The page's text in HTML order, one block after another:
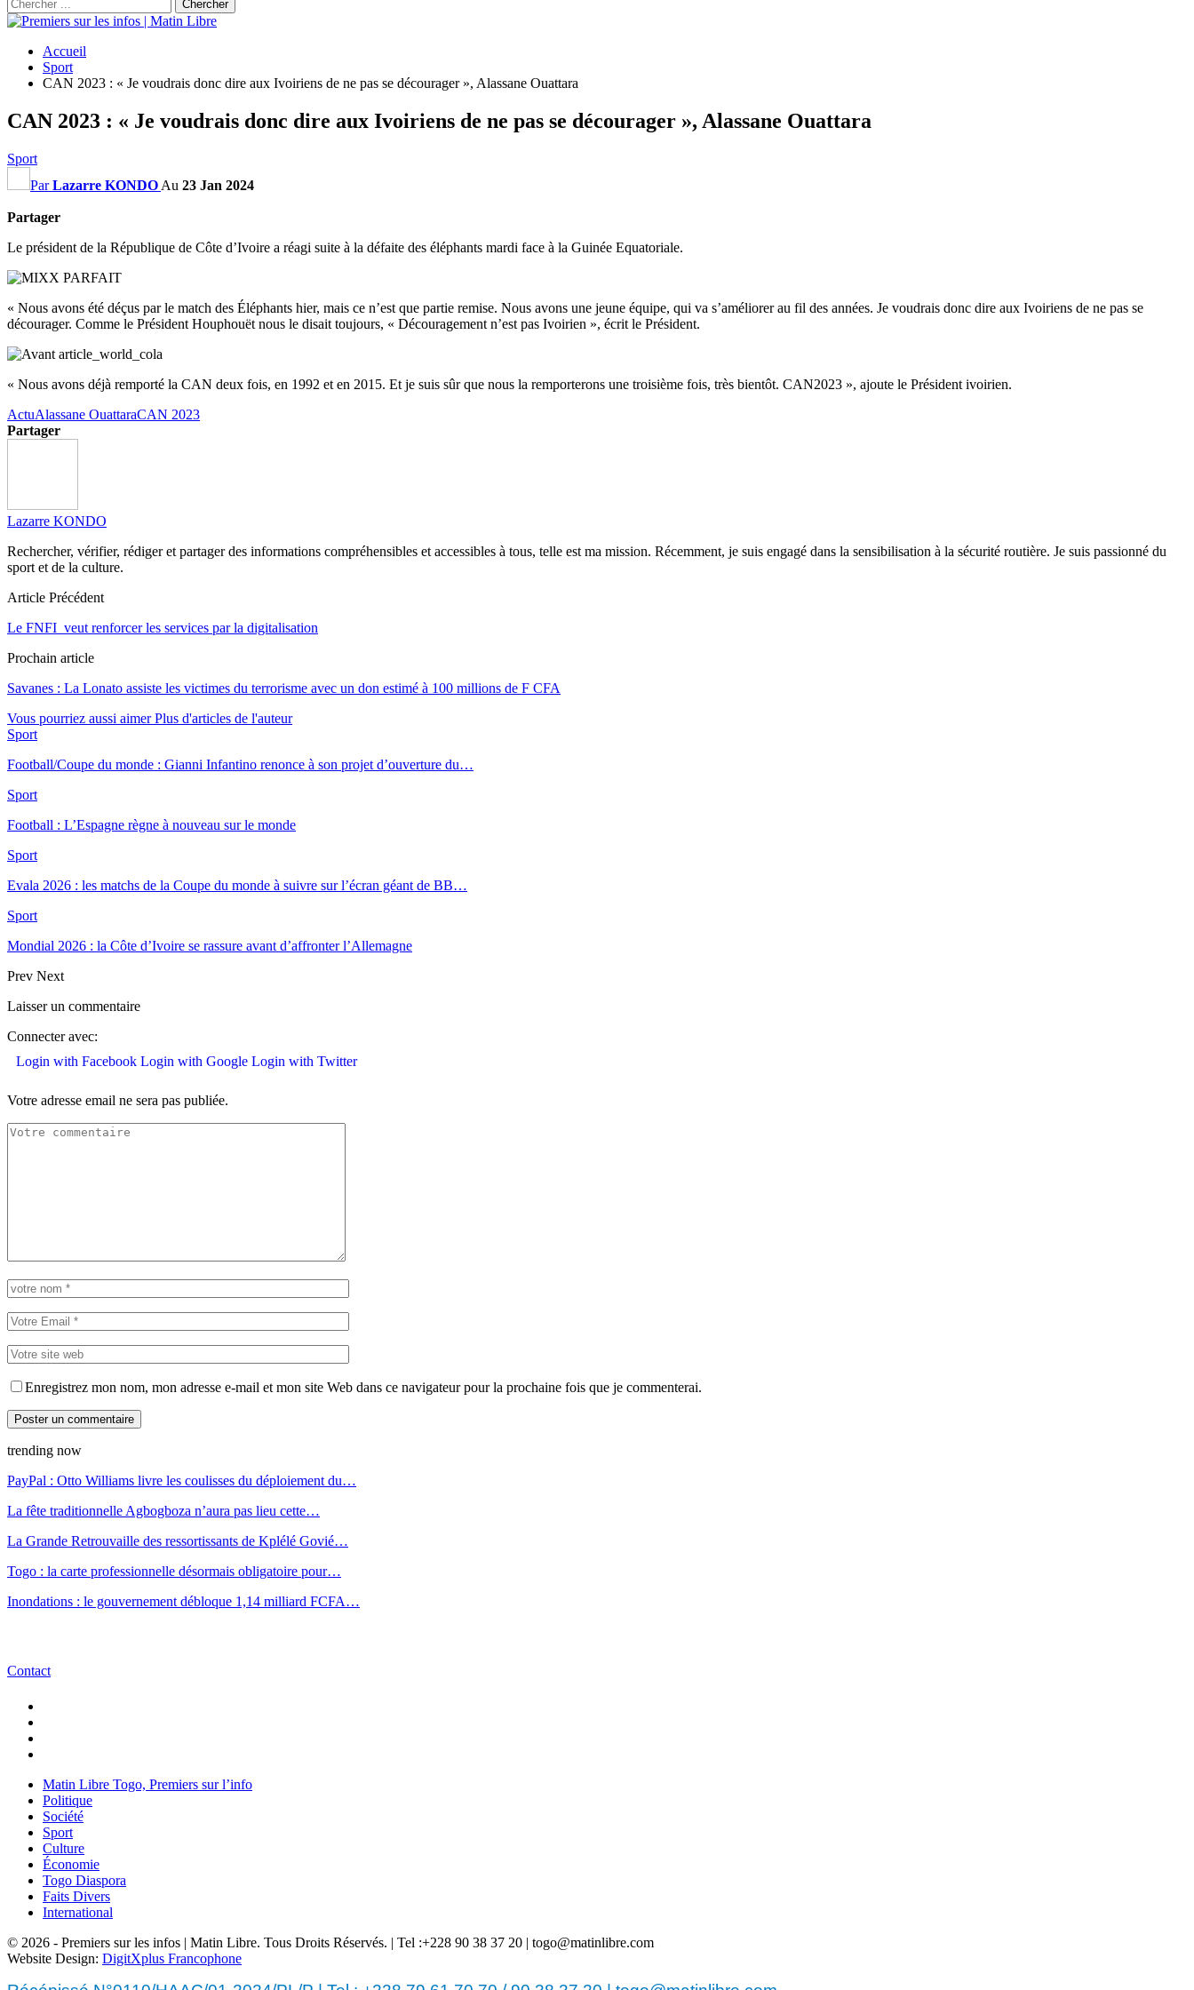
Accueil
Sport
CAN 2023 : « Je voudrais donc dire aux Ivoiriens de ne pas se décourager », Alassane Ouattara
CAN 2023 : « Je voudrais donc dire aux Ivoiriens de ne pas se décourager », Alassane Ouattara
Sport
ParLazarre KONDO Au 23 Jan 2024
Partager
Le président de la République de Côte d’Ivoire a réagi suite à la défaite des éléphants mardi face à la Guinée Equatoriale.
« Nous avons été déçus par le match des Éléphants hier, mais ce n’est que partie remise. Nous avons une jeune équipe, qui va s’améliorer au fil des années. Je voudrais donc dire aux Ivoiriens de ne pas se
décourager. Comme le Président Houphouët nous le disait toujours, « Découragement n’est pas Ivoirien », écrit le Président.
« Nous avons déjà remporté la CAN deux fois, en 1992 et en 2015. Et je suis sûr que nous la remporterons une troisième fois, très bientôt. CAN2023 », ajoute le Président ivoirien.
ActuAlassane OuattaraCAN 2023
Partager
Lazarre KONDO
Rechercher, vérifier, rédiger et partager des informations compréhensibles et accessibles à tous, telle est ma mission. Récemment, je suis engagé dans la sensibilisation à la sécurité routière. Je suis passionné du
sport et de la culture.
Article Précédent
Le FNFI veut renforcer les services par la digitalisation
Prochain article
Savanes : La Lonato assiste les victimes du terrorisme avec un don estimé à 100 millions de F CFA
Vous pourriez aussi aimer Plus d'articles de l'auteur
Sport
Football/Coupe du monde : Gianni Infantino renonce à son projet d’ouverture du…
Sport
Football : L’Espagne règne à nouveau sur le monde
Sport
Evala 2026 : les matchs de la Coupe du monde à suivre sur l’écran géant de BB…
Sport
Mondial 2026 : la Côte d’Ivoire se rassure avant d’affronter l’Allemagne
Prev Next
Laisser un commentaire
Connecter avec:
Login with Facebook Login with Google Login with Twitter
Votre adresse email ne sera pas publiée.
Enregistrez mon nom, mon adresse e-mail et mon site Web dans ce navigateur pour la prochaine fois que je commenterai.
trending now
PayPal : Otto Williams livre les coulisses du déploiement du…
La fête traditionnelle Agbogboza n’aura pas lieu cette…
La Grande Retrouvaille des ressortissants de Kplélé Govié…
Togo : la carte professionnelle désormais obligatoire pour…
Inondations : le gouvernement débloque 1,14 milliard FCFA…
Contact
Matin Libre Togo, Premiers sur l’info
Politique
Société
Sport
Culture
Économie
Togo Diaspora
Faits Divers
International
© 2026 - Premiers sur les infos | Matin Libre. Tous Droits Réservés. | Tel :+228 90 38 37 20 | togo@matinlibre.com
Website Design: DigitXplus Francophone